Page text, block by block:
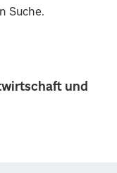
und
Suche.